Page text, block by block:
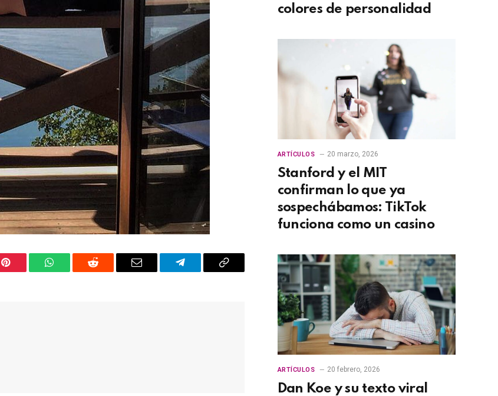
Pinterest WhatsAppReddit Email Telegram Copy
colores de personalidad
ARTÍCULOS 20 marzo, 2026
Stanford y el MIT
confirman lo que ya
sospechábamos: TikTok
funciona como un casino
ARTÍCULOS 20 febrero, 2026
Dan Koe y su texto viral